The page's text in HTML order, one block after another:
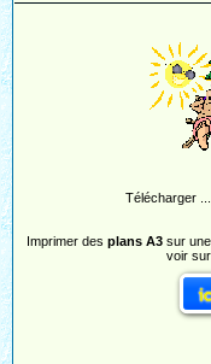
Télécharger
Imprimer des plans A3sur une
voir